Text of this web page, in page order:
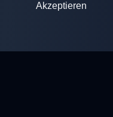
Akzeptieren